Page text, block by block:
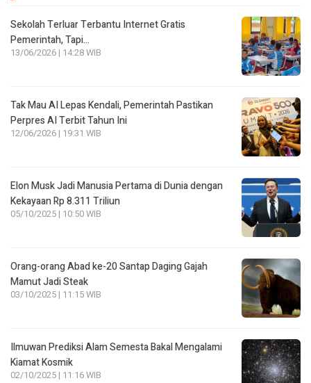
Sekolah Terluar Terbantu Internet Gratis
Pemerintah, Tapi…
13/06/2026 | 14:28 WIB
Tak Mau AI Lepas Kendali, Pemerintah Pastikan
Perpres AI Terbit Tahun Ini
12/06/2026 | 19:31 WIB
Elon Musk Jadi Manusia Pertama di Dunia dengan
Kekayaan Rp 8.311 Triliun
05/10/2025 | 10:50 WIB
Orang-orang Abad ke-20 Santap Daging Gajah
Mamut Jadi Steak
03/10/2025 | 11:15 WIB
Ilmuwan Prediksi Alam Semesta Bakal Mengalami
Kiamat Kosmik
02/10/2025 | 11:16 WIB